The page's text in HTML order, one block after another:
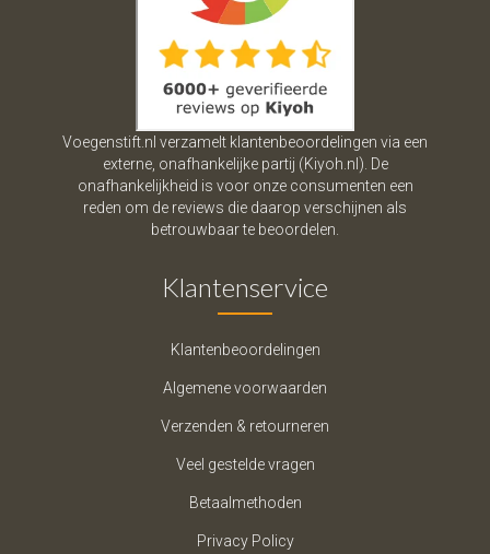
Voegenstift.nl verzamelt klantenbeoordelingen via een
externe, onafhankelijke partij (Kiyoh.nl). De
onafhankelijkheid is voor onze consumenten een
reden om de reviews die daarop verschijnen als
betrouwbaar te beoordelen.
Klantenservice
Klantenbeoordelingen
Algemene voorwaarden
Verzenden & retourneren
Veel gestelde vragen
Betaalmethoden
Privacy Policy